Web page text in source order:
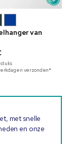
van
stuks
verzonden*
met snelle
en onze